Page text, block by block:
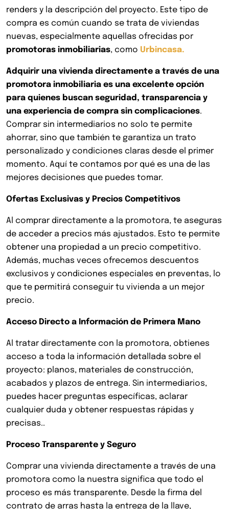
renders y la descripción del proyecto. Este tipo de
compra es común cuando se trata de viviendas
nuevas, especialmente aquellas ofrecidas por
promotoras inmobiliarias, como Urbincasa.
Adquirir una vivienda directamente a través de una
promotora inmobiliaria es una excelente opción
para quienes buscan seguridad, transparencia y
una experiencia de compra sin complicaciones.
Comprar sin intermediarios no solo te permite
ahorrar, sino que también te garantiza un trato
personalizado y condiciones claras desde el primer
momento. Aquí te contamos por qué es una de las
mejores decisiones que puedes tomar.
Ofertas Exclusivas y Precios Competitivos
Al comprar directamente a la promotora, te aseguras
de acceder a precios más ajustados. Esto te permite
obtener una propiedad a un precio competitivo.
Además, muchas veces ofrecemos descuentos
exclusivos y condiciones especiales en preventas, lo
que te permitirá conseguir tu vivienda a un mejor
precio.
Acceso Directo a Información de Primera Mano
Al tratar directamente con la promotora, obtienes
acceso a toda la información detallada sobre el
proyecto: planos, materiales de construcción,
acabados y plazos de entrega. Sin intermediarios,
puedes hacer preguntas específicas, aclarar
cualquier duda y obtener respuestas rápidas y
precisas..
Proceso Transparente y Seguro
Comprar una vivienda directamente a través de una
promotora como la nuestra significa que todo el
proceso es más transparente. Desde la firma del
contrato de arras hasta la entrega de la llave,